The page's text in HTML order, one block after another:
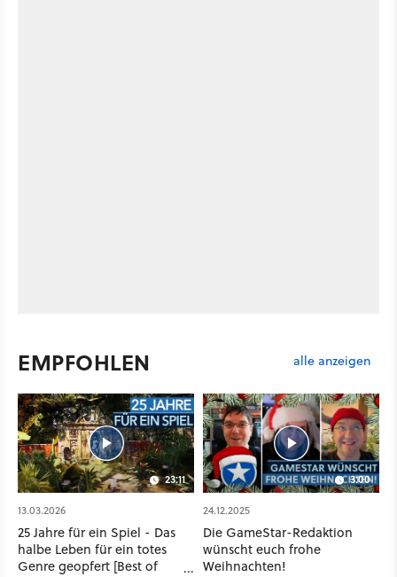
EMPFOHLEN alle anzeigen
23:11
13.03.2026
25 Jahre für ein Spiel - Das
halbe Leben für ein totes
Genre geopfert [Best of
3:00
24.12.2025
Die GameStar-Redaktion
wünscht euch frohe
Weihnachten!